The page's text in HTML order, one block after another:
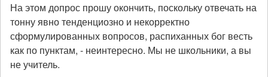
На этом допрос прошу окончить, поскольку отвечать на
тонну явно тенденциозно и некорректно
сформулированных вопросов, распиханных бог весть
как по пунктам, - неинтересно. Мы не школьники, а вы
не учитель.